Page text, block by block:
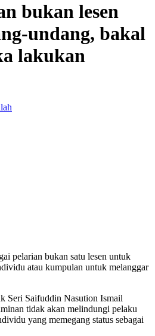
bukan lesen
undang, bakal
lakukan
pelarian bukan satu lesen untuk
atau kumpulan untuk melanggar
Seri Saifuddin Nasution Ismail
tidak akan melindungi pelaku
yang memegang status sebagai